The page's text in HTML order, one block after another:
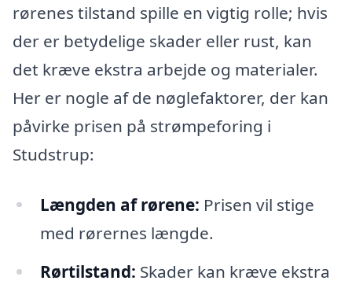
rørenes tilstand spille en vigtig rolle; hvis
der er betydelige skader eller rust, kan
det kræve ekstra arbejde og materialer.
Her er nogle af de nøglefaktorer, der kan
påvirke prisen på strømpeforing i
Studstrup:
Længden af rørene: Prisen vil stige
med rørernes længde.
Rørtilstand: Skader kan kræve ekstra